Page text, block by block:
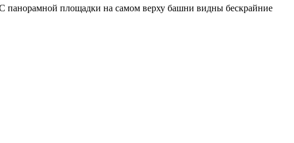
панорамной площадки на самом верху башни видны бескрайние